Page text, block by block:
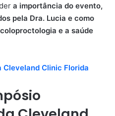
a importância do evento,
pela Dra. Lucia e como
e a saúde